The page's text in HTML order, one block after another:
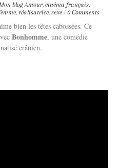
Mon blog Amour,cinéma français,
, réalisatrice,sexe / 0 Comments
bien les têtes cabossées. Ce
Bonhomme, une comédie
crânien.